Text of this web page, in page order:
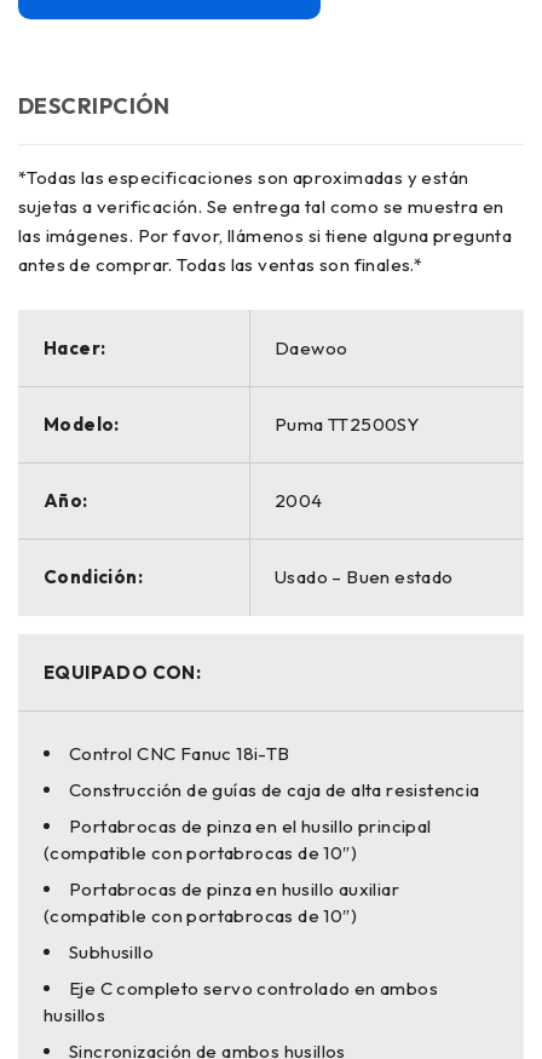
DESCRIPCIÓN
*Todas las especificaciones son aproximadas y están
sujetas a verificación. Se entrega tal como se muestra en
las imágenes. Por favor, llámenos si tiene alguna pregunta
antes de comprar. Todas las ventas son finales.*
Hacer: Daewoo
Modelo: Puma TT2500SY
Año: 2004
Condición: Usado – Buen estado
EQUIPADO CON:
Control CNC Fanuc 18i-TB
Construcción de guías de caja de alta resistencia
Portabrocas de pinza en el husillo principal
(compatible con portabrocas de 10″)
Portabrocas de pinza en husillo auxiliar
(compatible con portabrocas de 10″)
Subhusillo
Eje C completo servo controlado en ambos
husillos
Sincronización de ambos husillos